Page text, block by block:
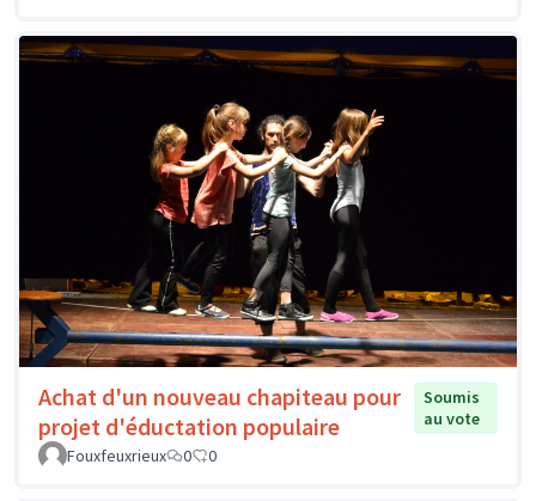
Achat d'un nouveau chapiteau pour
projet d'éductation populaire
Soumis
au vote
Fouxfeuxrieux
0 0